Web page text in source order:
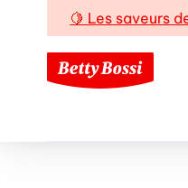
🍋 Les saveurs